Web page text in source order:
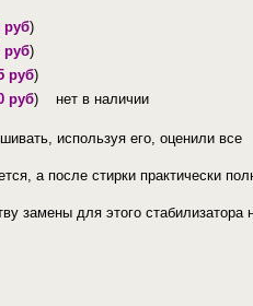
руб)
руб)
руб)
руб) нет в наличии
используя его, оценили все
а после стирки практически
замены для этого стабилизатора